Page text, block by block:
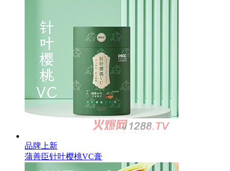
品牌上新
蒲善臣针叶樱桃VC膏